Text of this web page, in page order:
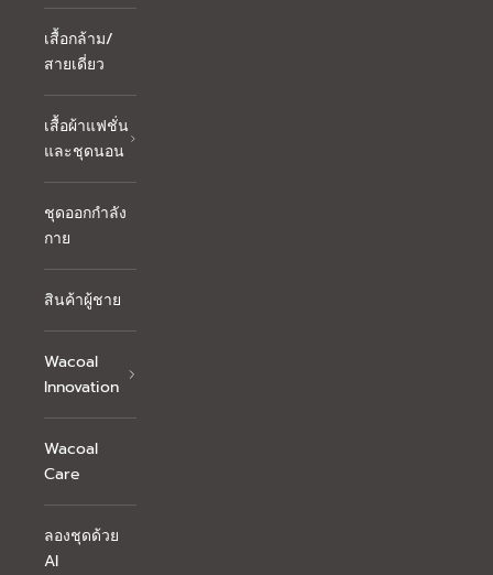
เสื้อกล้าม/
สายเดี่ยว
เสื้อผ้าแฟชั่น
และชุดนอน
ชุดออกกำลัง
กาย
สินค้าผู้ชาย
Wacoal
Innovation
Wacoal
Care
ลองชุดด้วย
AI